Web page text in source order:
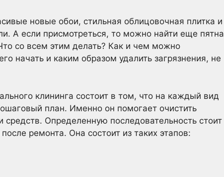
новые обои, стильная облицовочная плитка и
А если присмотреться, то можно найти еще пятна
со всем этим делать? Как и чем можно
начать и каким образом удалить загрязнения, не
клининга состоит в том, что на каждый вид
план. Именно он помогает очистить
Определенную последовательность стоит
ремонта. Она состоит из таких этапов: